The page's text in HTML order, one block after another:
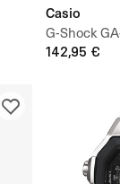
Casio
G-Shock
142,95 €